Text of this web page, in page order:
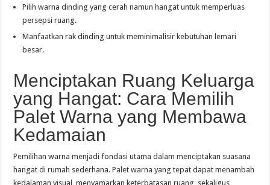
Pilih warna dinding yang cerah namun hangat untuk memperluas
persepsi ruang.
Manfaatkan rak dinding untuk meminimalisir kebutuhan lemari
besar.
Menciptakan Ruang Keluarga
yang Hangat: Cara Memilih
Palet Warna yang Membawa
Kedamaian
Pemilihan warna menjadi fondasi utama dalam menciptakan suasana
hangat di rumah sederhana. Palet warna yang tepat dapat menambah
kedalaman visual, menyamarkan keterbatasan ruang, sekaligus